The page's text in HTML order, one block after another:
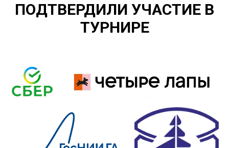
ПОДТВЕРДИЛИ УЧАСТИЕ В
ТУРНИРЕ